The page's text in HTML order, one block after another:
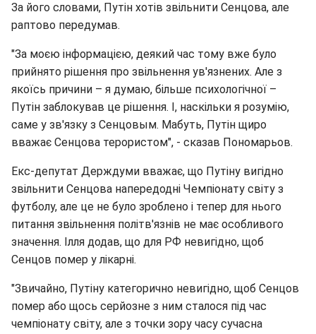
За його словами, Путін хотів звільнити Сенцова, але
раптово передумав.
"За моєю інформацією, деякий час тому вже було
прийнято рішення про звільнення ув'язнених. Але з
якоїсь причини – я думаю, більше психологічної –
Путін заблокував це рішення. І, наскільки я розумію,
саме у зв'язку з Сенцовым. Мабуть, Путін щиро
вважає Сенцова терористом", - сказав Пономарьов.
Екс-депутат Держдуми вважає, що Путіну вигідно
звільнити Сенцова напередодні Чемпіонату світу з
футболу, але це не було зроблено і тепер для нього
питання звільнення політв'язнів не має особливого
значення. Ілля додав, що для РФ невигідно, щоб
Сенцов помер у лікарні.
"Звичайно, Путіну категорично невигідно, щоб Сенцов
помер або щось серйозне з ним сталося під час
чемпіонату світу, але з точки зору часу сучасна